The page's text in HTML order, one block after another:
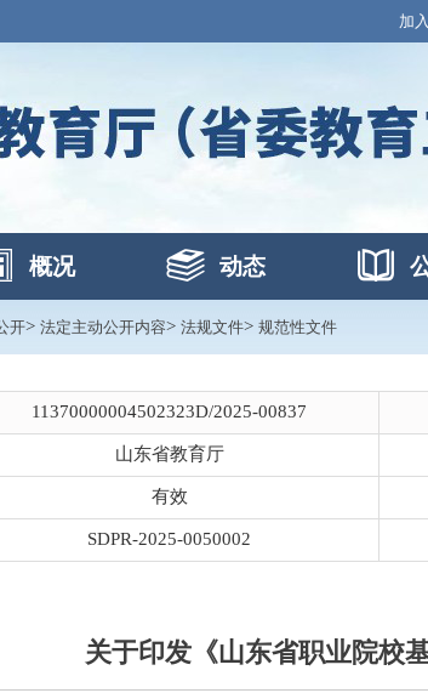
加
概况 动态
开> 法定主动公开内容> 法规文件> 规范性文件
11370000004502323D/2025-00837
山东省教育厅
有效
SDPR-2025-0050002
关于印发《山东省职业院校